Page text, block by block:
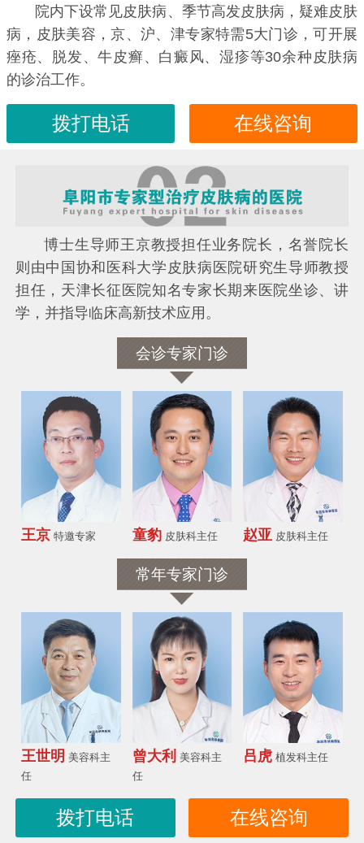
院内下设常见皮肤病、季节高发皮肤病，疑难皮肤
病，皮肤美容，京、沪、津专家特需5大门诊，可开展
痤疮、脱发、牛皮癣、白癜风、湿疹等30余种皮肤病
的诊治工作。
拨打电话 在线咨询
博士生导师王京教授担任业务院长，名誉院长
则由中国协和医科大学皮肤病医院研究生导师教授
担任，天津长征医院知名专家长期来医院坐诊、讲
学，并指导临床高新技术应用。
会诊专家门诊
王京 特邀专家 童豹 皮肤科主任 赵亚 皮肤科主任
常年专家门诊
王世明 美容科主
任
曾大利 美容科主
任
吕虎 植发科主任
拨打电话 在线咨询